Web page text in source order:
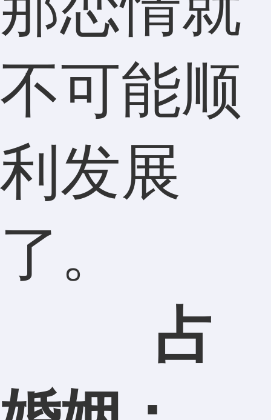
不可能顺
利发展
了。
占